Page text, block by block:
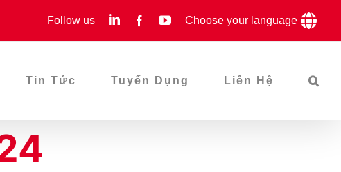
Follow us LinkedInFacebookYouTube
Choose your language
Tin Tức Tuyển Dụng Liên Hệ